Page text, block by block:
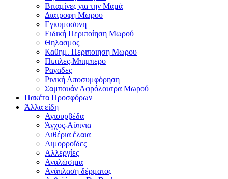
Βιταμίνες για την Μαμά
Διατροφη Μωρου
Εγκυμοσυνη
Ειδική Περιποίηση Μωρού
Θηλασμος
Καθημ. Περιποιηση Μωρου
Πιπιλες-Μπιμπερο
Ραγαδες
Ρινική Αποσυμφόρηση
Σαμπουάν Αφρόλουτρα Μωρού
Πακέτα Προσφόρων
Άλλα είδη
Αγιουρβέδα
Άγχος-Αϋπνια
Αιθέρια έλαια
Αιμορροΐδες
Αλλεργίες
Αναλώσιμα
Ανάπλαση δέρματος